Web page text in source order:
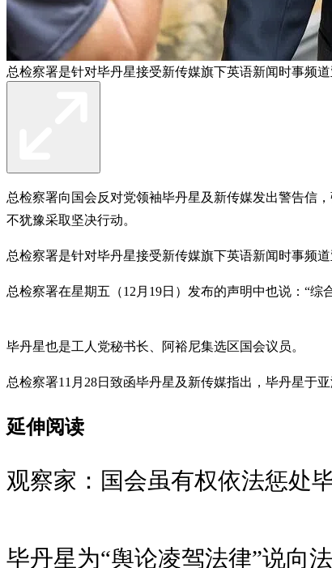
总检察署是针对毕丹星接受新传媒旗下英语新闻时事频
总检察署向国会反对党领袖毕丹星及新传媒发出警告信
不犹豫采取坚决行动。
总检察署是针对毕丹星接受新传媒旗下英语新闻时事频
总检察署在星期五（12月19日）发布的声明中也说：“
毕丹星也是工人党秘书长、阿裕尼集选区国会议员。
总检察署11月28日致函毕丹星及新传媒指出，毕丹星于
延伸阅读
观察家：国会虽有权依法惩处
毕丹星为“舆论凌驾法律”说向